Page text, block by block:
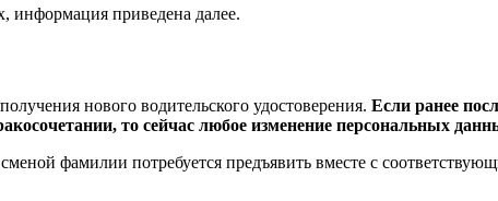
информация приведена далее.
нового водительского удостоверения. Если ранее
то сейчас любое изменение персональных
фамилии потребуется предъявить вместе с